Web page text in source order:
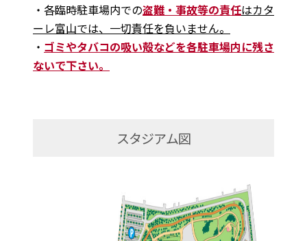
・各臨時駐車場内での盗難・事故等の責任はカタ
ーレ富山では、一切責任を負いません。
・ ゴミやタバコの吸い殻などを各駐車場内に残さ
ないで下さい。
スタジアム図